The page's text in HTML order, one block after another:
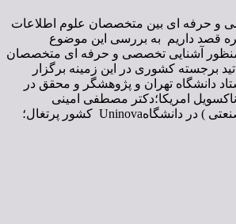
و حرفه­ ای بین متخصصان علوم اطلاعات
و اطلاع ­رسانی ایران در بهار 1400 برگزار می شود . در این کنگره قصد داریم به بررسی این موضوع
به منظور آشنایی تخصصی و حرفه ای متخصصان
برجسته کشوری در این زمینه برگزار
دانشگاه تهران و پژوهشگر و محقق در
امریکا؛دکتر مصطفی امینی
،پژوهشگر پسا دکترای دانشکده مدیریت و حسابداری دانشگاه تربیت مدرس؛مهندس امین خدا مرادی،دانشجوی دکتری مهندسی کامپیوتر ( سیستم های اطلاعاتی صنعتی ) در دانشگاهUninova کشور پرتغال؛